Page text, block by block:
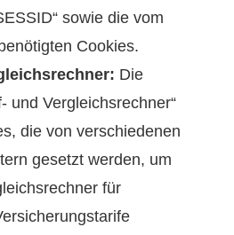
sowie die vom
Cookies.
Die
und Vergleichsrechner“
die von verschiedenen
gesetzt werden, um
für